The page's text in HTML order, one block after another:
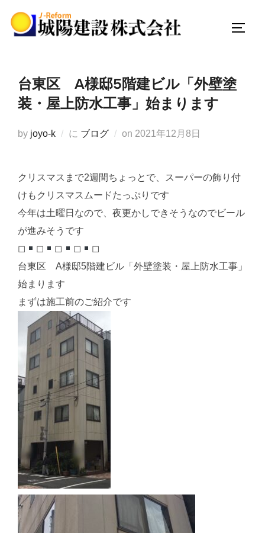
台東区 A様邸5階建ビル「外壁塗
装・屋上防水工事」始まります
by joyo-k に ブログ on 投
2021年12月8日
クリスマスまで2週間ちょっとで、スーパーの飾り付
けもクリスマスムードたっぷりです
今年は土曜日なので、夜更かしできそうなのでビール
が進みそうです
◻︎
◻︎ ◻︎ ◻︎
◻︎
台東区 A様邸5階建ビル「外壁塗装・屋上防水工事」
始まります
まずは施工前のご紹介です